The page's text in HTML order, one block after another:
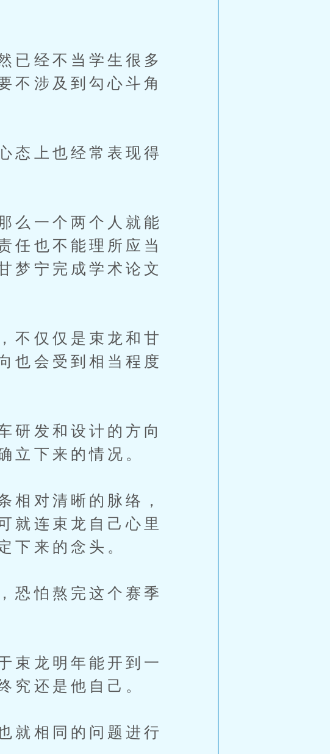
已经不当学生很多
不涉及到勾心斗角
态上也经常表现得
么一个两个人就能
任也不能理所应当
梦宁完成学术论文
不仅仅是束龙和甘
也会受到相当程度
研发和设计的方向
立下来的情况。
相对清晰的脉络，
就连束龙自己心里
下来的念头。
恐怕熬完这个赛季
束龙明年能开到一
究还是他自己。
就相同的问题进行